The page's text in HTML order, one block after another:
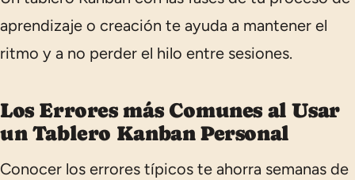
aprendizaje o creación te ayuda a mantener el
ritmo y a no perder el hilo entre sesiones.
Los Errores más Comunes al Usar
un Tablero Kanban Personal
Conocer los errores típicos te ahorra semanas de